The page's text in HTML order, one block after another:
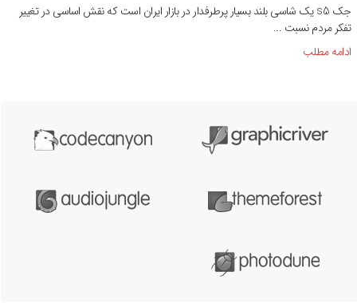
جک s5 یک شاسی بلند بسیار پرطرفدار در بازار ایران است که نقش اساسی در تغییر
تفکر مردم نسبت ...
ادامه مطلب